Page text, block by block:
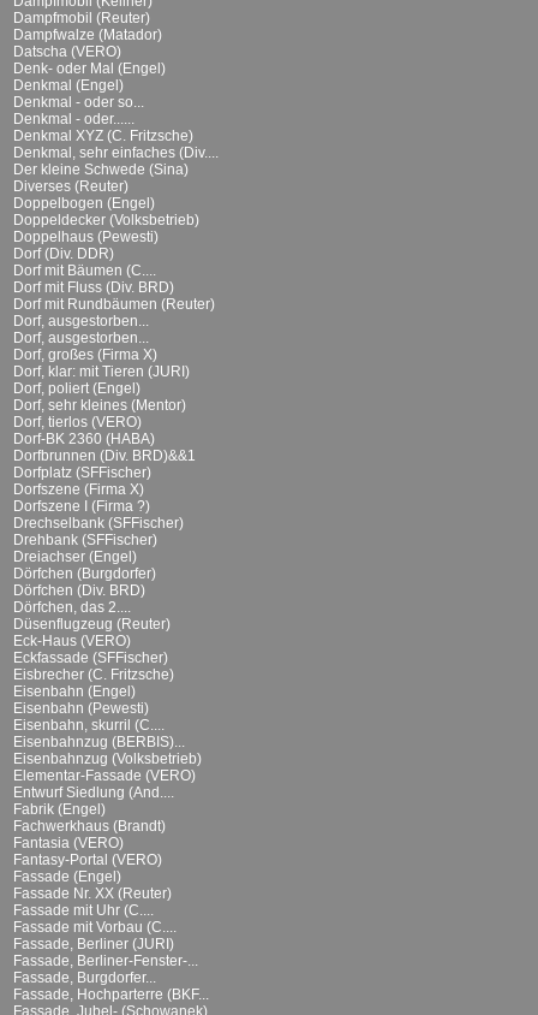
Dampfmobil (Reuter)
Dampfwalze (Matador)
Datscha (VERO)
Denk- oder Mal (Engel)
Denkmal (Engel)
Denkmal - oder so...
Denkmal - oder......
Denkmal XYZ (C. Fritzsche)
Denkmal, sehr einfaches (Div....
Der kleine Schwede (Sina)
Diverses (Reuter)
Doppelbogen (Engel)
Doppeldecker (Volksbetrieb)
Doppelhaus (Pewesti)
Dorf (Div. DDR)
Dorf mit Bäumen (C....
Dorf mit Fluss (Div. BRD)
Dorf mit Rundbäumen (Reuter)
Dorf, ausgestorben...
Dorf, ausgestorben...
Dorf, großes (Firma X)
Dorf, klar: mit Tieren (JURI)
Dorf, poliert (Engel)
Dorf, sehr kleines (Mentor)
Dorf, tierlos (VERO)
Dorf-BK 2360 (HABA)
Dorfbrunnen (Div. BRD)&&1
Dorfplatz (SFFischer)
Dorfszene (Firma X)
Dorfszene I (Firma ?)
Drechselbank (SFFischer)
Drehbank (SFFischer)
Dreiachser (Engel)
Dörfchen (Burgdorfer)
Dörfchen (Div. BRD)
Dörfchen, das 2....
Düsenflugzeug (Reuter)
Eck-Haus (VERO)
Eckfassade (SFFischer)
Eisbrecher (C. Fritzsche)
Eisenbahn (Engel)
Eisenbahn (Pewesti)
Eisenbahn, skurril (C....
Eisenbahnzug (BERBIS)...
Eisenbahnzug (Volksbetrieb)
Elementar-Fassade (VERO)
Entwurf Siedlung (And....
Fabrik (Engel)
Fachwerkhaus (Brandt)
Fantasia (VERO)
Fantasy-Portal (VERO)
Fassade (Engel)
Fassade Nr. XX (Reuter)
Fassade mit Uhr (C....
Fassade mit Vorbau (C....
Fassade, Berliner (JURI)
Fassade, Berliner-Fenster-...
Fassade, Burgdorfer...
Fassade, Hochparterre (BKF...
Fassade, Jubel- (Schowanek)